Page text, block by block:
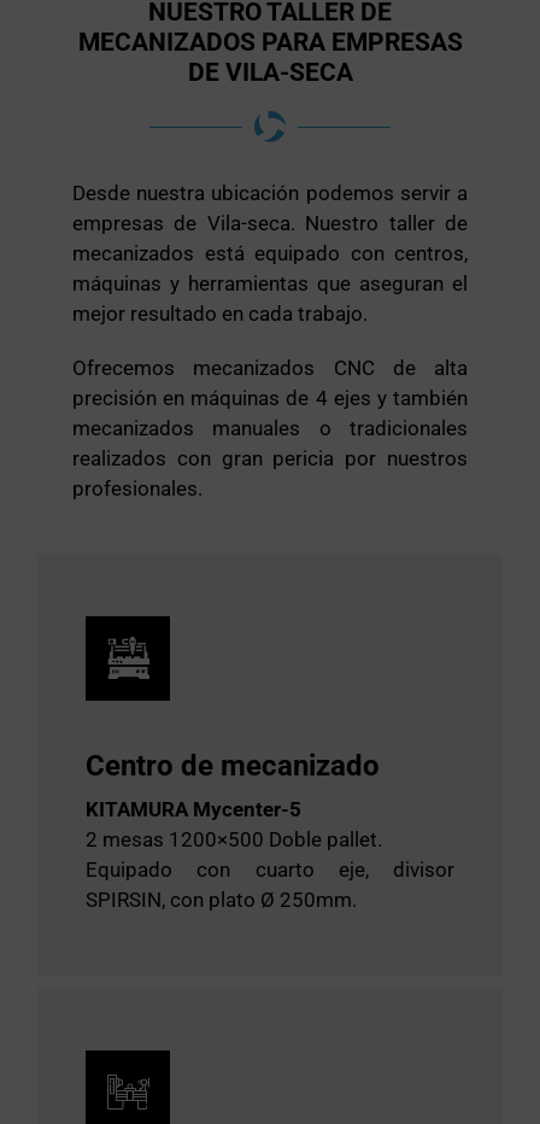
NUESTRO TALLER DE
MECANIZADOS PARA EMPRESAS
DE VILA-SECA
Desde nuestra ubicación podemos servir a
empresas de Vila-seca. Nuestro taller de
mecanizados está equipado con centros,
máquinas y herramientas que aseguran el
mejor resultado en cada trabajo.
Ofrecemos mecanizados CNC de alta
precisión en máquinas de 4 ejes y también
mecanizados manuales o tradicionales
realizados con gran pericia por nuestros
profesionales.
Centro de mecanizado
KITAMURA Mycenter-5
2 mesas 1200×500 Doble pallet.
Equipado con cuarto eje, divisor
SPIRSIN, con plato Ø 250mm.